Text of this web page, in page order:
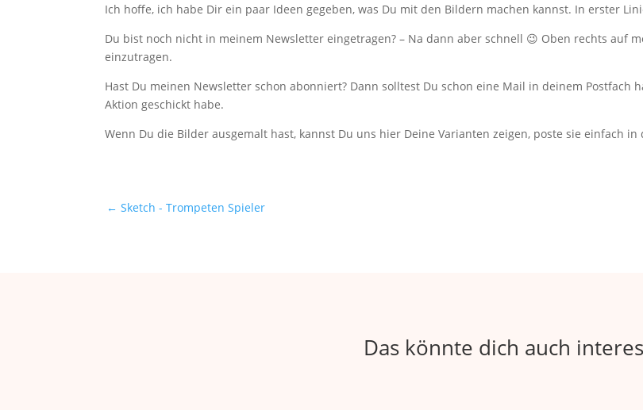
Ich hoffe, ich habe Dir ein paar Ideen gegeben, was Du mit den Bildern machen kannst. In erster
Du bist noch nicht in meinem Newsletter eingetragen? – Na dann aber schnell 😉 Oben rechts auf
einzutragen.
Hast Du meinen Newsletter schon abonniert? Dann solltest Du schon eine Mail in deinem Postfach
Aktion geschickt habe.
Wenn Du die Bilder ausgemalt hast, kannst Du uns hier Deine Varianten zeigen, poste sie einfach
←Sketch - Trompeten Spieler
Das könnte dich auch